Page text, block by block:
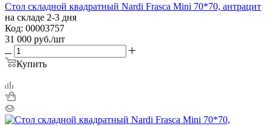
Стол складной квадратный Nardi Frasca Mini 70*70, антрацит
на складе 2-3 дня
Код: 00003757
31 000 руб./шт
Купить